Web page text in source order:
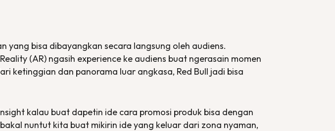
yang bisa dibayangkan secara langsung oleh audiens.
(AR) ngasih experience ke audiens buat ngerasain momen
ketinggian dan panorama luar angkasa, Red Bull jadi bisa
kalau buat dapetin ide cara promosi produk bisa dengan
nuntut kita buat mikirin ide yang keluar dari zona nyaman,